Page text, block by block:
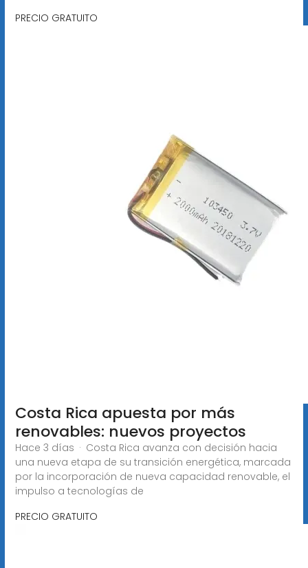
PRECIO GRATUITO
Costa Rica apuesta por más
renovables: nuevos proyectos
Hace 3 días · Costa Rica avanza con decisión hacia
una nueva etapa de su transición energética, marcada
por la incorporación de nueva capacidad renovable, el
impulso a tecnologías de
PRECIO GRATUITO